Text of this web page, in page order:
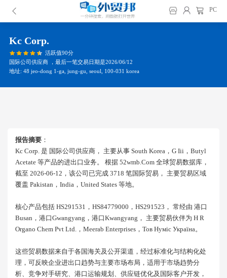
PC
Kc Corp.
活跃值90分
国际公司供应商 ，最后一笔交易日期是2026/06/12
地址: 48 jeo-dong 1-ga, jung-gu, seoul, 100-031 korea
报告摘要 ：
Kc Corp. 是 国际公司供应商， 主要从事 South Korea，g Iii，butyl
Acetate 等产品的进出口业务。 根据 52wmb.com 全球贸易数据库，
截至 2026-06-12，该公司已完成 3718 笔国际贸易， 主要贸易区域
覆盖 Pakistan，india，united States 等地。
核心产品包括 HS291531，HS84779000，HS291523， 常经由 港口
Busan，港口gwangyang，港口kwangyang， 主要贸易伙伴为 H R
Organo Chem Pvt Ltd.，meerab Enterprises，тов Нуміс Україна。
这些贸易数据来自于各国海关及公开渠道，经过标准化与结构化处
理，可反映企业进出口趋势与主要市场布局，适用于市场趋势分
析、竞争对手研究、港口运输规划、供应链优化及国际客户开发，